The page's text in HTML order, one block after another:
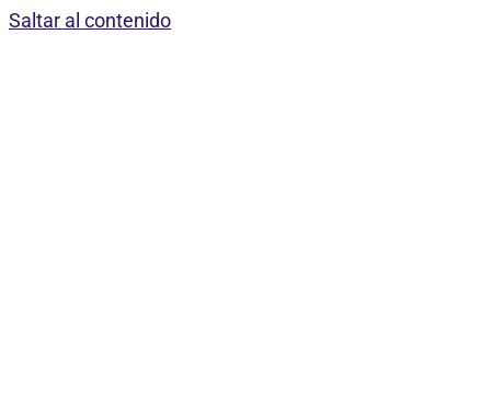
Saltar al contenido